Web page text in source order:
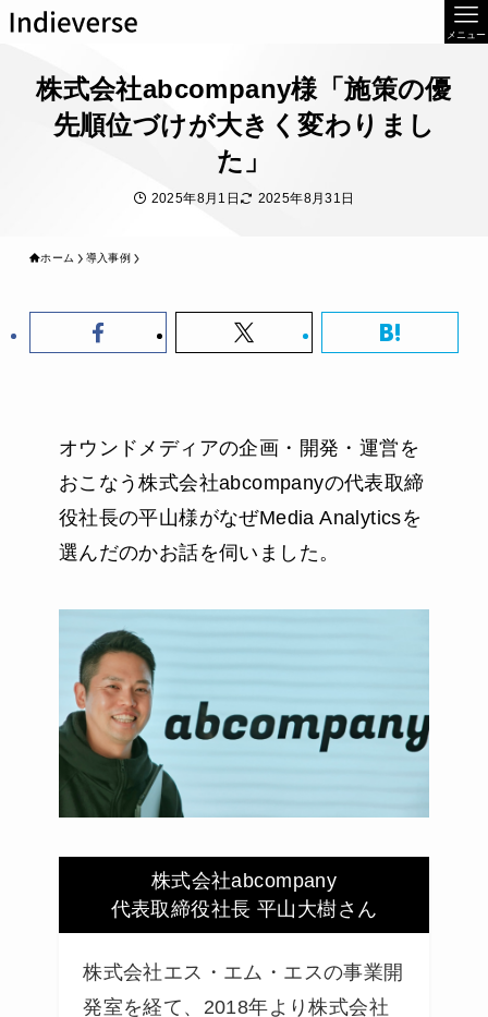
メニュー
株式会社abcompany様「施策の優
先順位づけが大きく変わりまし
た」
2025年8月1日 2025年8月31日
ホーム 導入事例
オウンドメディアの企画・開発・運営を
おこなう株式会社abcompanyの代表取締
役社長の平山様がなぜMedia Analyticsを
選んだのかお話を伺いました。
株式会社abcompany
代表取締役社長 平山大樹さん
株式会社エス・エム・エスの事業開
発室を経て、2018年より株式会社